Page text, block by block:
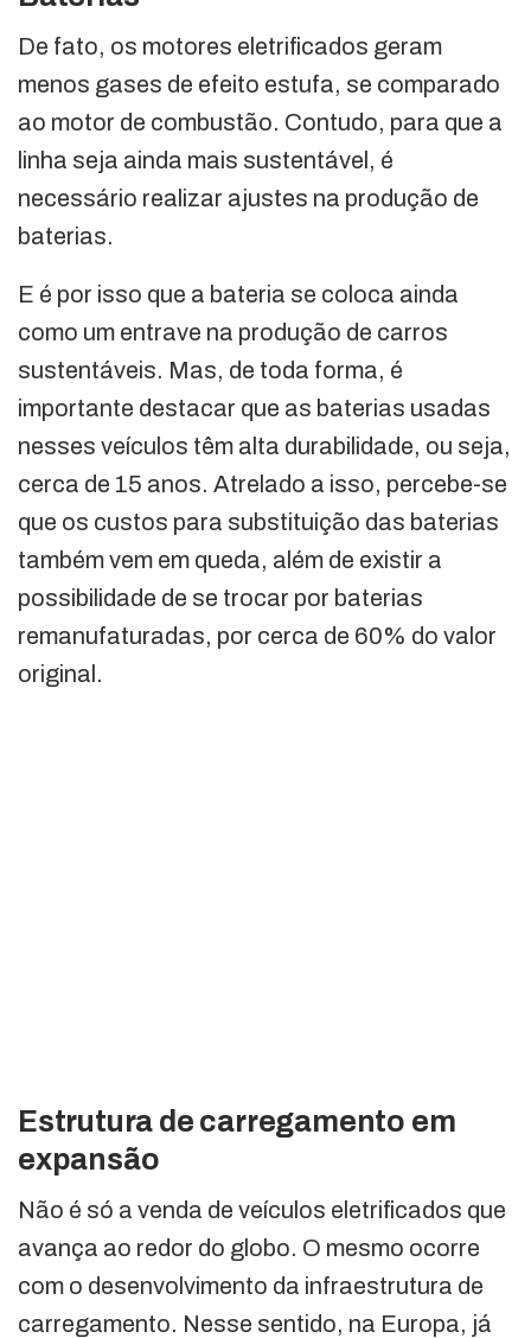
De fato, os motores eletrificados geram
menos gases de efeito estufa, se comparado
ao motor de combustão. Contudo, para que a
linha seja ainda mais sustentável, é
necessário realizar ajustes na produção de
baterias.
E é por isso que a bateria se coloca ainda
como um entrave na produção de carros
sustentáveis. Mas, de toda forma, é
importante destacar que as baterias usadas
nesses veículos têm alta durabilidade, ou seja,
cerca de 15 anos. Atrelado a isso, percebe-se
que os custos para substituição das baterias
também vem em queda, além de existir a
possibilidade de se trocar por baterias
remanufaturadas, por cerca de 60% do valor
original.
Estrutura de carregamento em
expansão
Não é só a venda de veículos eletrificados que
avança ao redor do globo. O mesmo ocorre
com o desenvolvimento da infraestrutura de
carregamento. Nesse sentido, na Europa, já